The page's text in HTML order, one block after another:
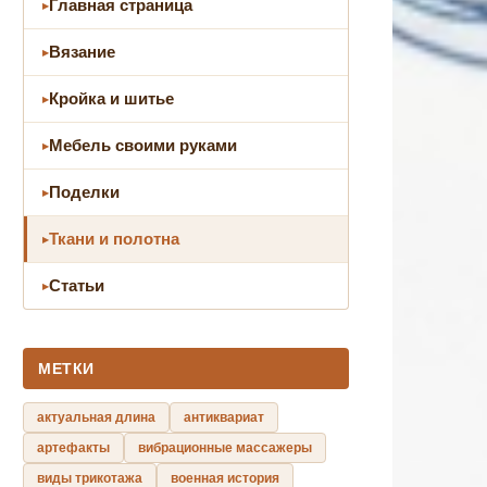
Главная страница
Вязание
Кройка и шитье
Мебель своими руками
Поделки
Ткани и полотна
Статьи
МЕТКИ
актуальная длина
антиквариат
артефакты
вибрационные массажеры
виды трикотажа
военная история